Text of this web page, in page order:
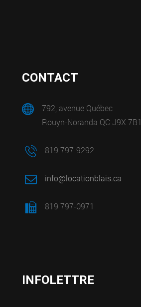
CONTACT
792, avenue Québec
Rouyn-Noranda QC J9X 7B1
819 797-9292
info@locationblais.ca
819 797-0971
INFOLETTRE